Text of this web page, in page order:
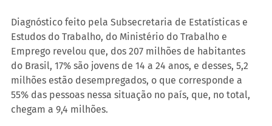
Diagnóstico feito pela Subsecretaria de Estatísticas e
Estudos do Trabalho, do Ministério do Trabalho e
Emprego revelou que, dos 207 milhões de habitantes
do Brasil, 17% são jovens de 14 a 24 anos, e desses, 5,2
milhões estão desempregados, o que corresponde a
55% das pessoas nessa situação no país, que, no total,
chegam a 9,4 milhões.